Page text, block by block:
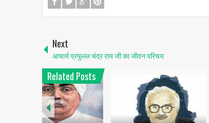
Next
आचार्य प्रफुल्ल चंद्र राय जी का जीवन परिचय
Related Posts